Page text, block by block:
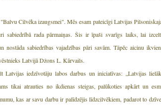
Cilvēka izaugsmei". Mēs esam pateicīgi Latvijas
sabiedrībā rada pārmaiņas. Šis ir īpaši svarīgs laiks, lai
sabiedrības vajadzības pāri savām. Tāpēc aicinu
Latvijā Džons L. Kārvails.
iedzīvotāju labos darbus un iniciatīvas: „Latvijas
tikai atrauties no ikdienas steigas, palūkoties apkārt un
kas ar savu darbu ir palīdzējis līdzcilvēkiem, padarot to